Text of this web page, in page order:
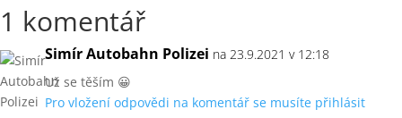
1 komentář
Simír Autobahn Polizei na 23.9.2021 v 12:18
Už se těším 😀
Pro vložení odpovědi na komentář se musíte přihlásit